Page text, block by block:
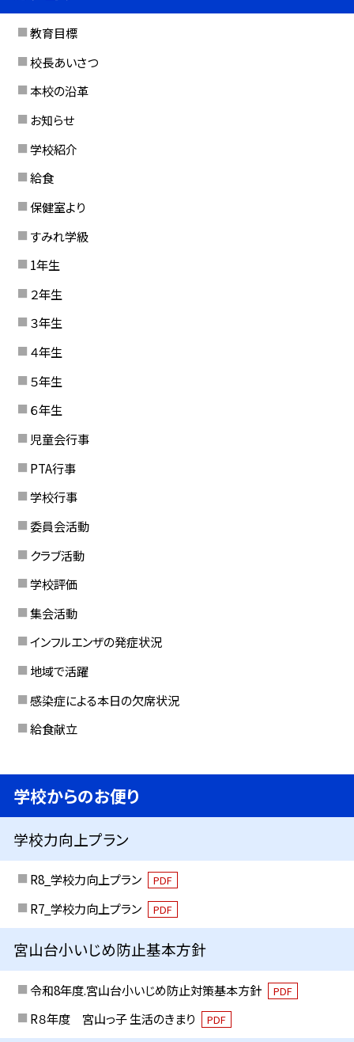
教育目標
校長あいさつ
本校の沿革
お知らせ
学校紹介
給食
保健室より
すみれ学級
1年生
２年生
３年生
４年生
５年生
６年生
児童会行事
PTA行事
学校行事
委員会活動
クラブ活動
学校評価
集会活動
インフルエンザの発症状況
地域で活躍
感染症による本日の欠席状況
給食献立
学校からのお便り
学校力向上プラン
R8_学校力向上プラン PDF
R7_学校力向上プラン PDF
宮山台小いじめ防止基本方針
令和8年度.宮山台小いじめ防止対策基本方針 PDF
R８年度 宮山っ子 生活のきまり PDF